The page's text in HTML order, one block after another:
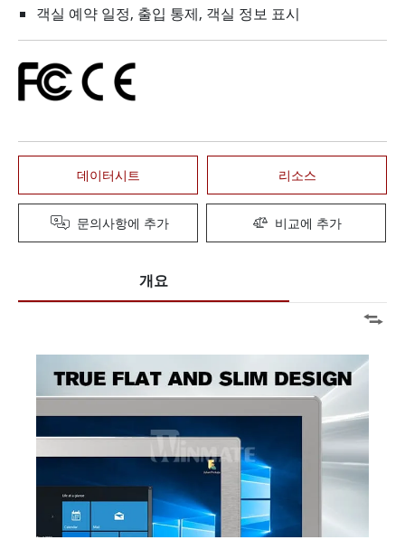
객실 예약 일정, 출입 통제, 객실 정보 표시
데이터시트 리소스
문의사항에 추가 비교에 추가
개요